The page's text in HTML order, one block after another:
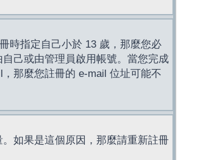
時指定自己小於 13 歲，那麼您必
己或由管理員啟用帳號。當您完成
那麼您註冊的 e-mail 位址可能不
如果是這個原因，那麼請重新註冊